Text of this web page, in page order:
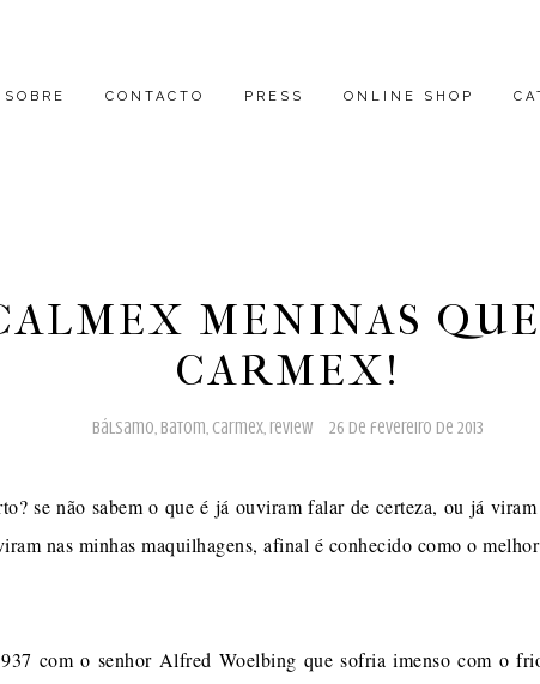
SOBRE CONTACTO PRESS ONLINE SHOP
MENINAS
CARMEX!
bálsamo, batom, carmex, review 26 de fevereiro de 2013
se não sabem o que é já ouviram falar de certeza, ou já
nas minhas maquilhagens, afinal é conhecido como o
com o senhor Alfred Woelbing que sofria imenso com o